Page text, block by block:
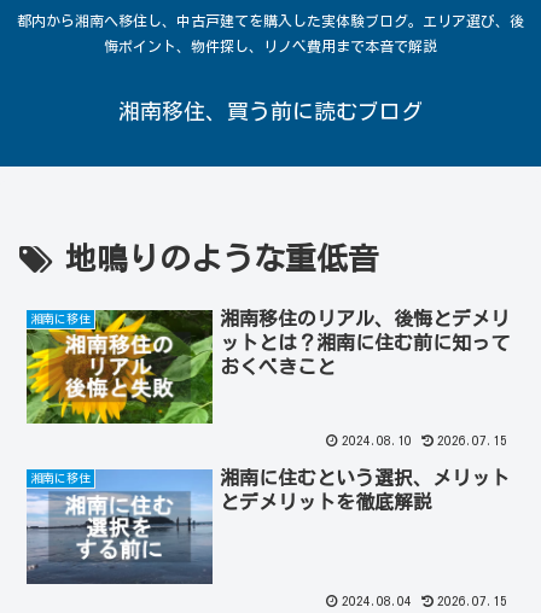
都内から湘南へ移住し、中古戸建てを購入した実体験ブログ。エリア選び、後
悔ポイント、物件探し、リノベ費用まで本音で解説
湘南移住、買う前に読むブログ
地鳴りのような重低音
湘南に移住
湘南移住のリアル、後悔とデメリ
ットとは？湘南に住む前に知って
おくべきこと
2024.08.10 2026.07.15
湘南に移住
湘南に住むという選択、メリット
とデメリットを徹底解説
2024.08.04 2026.07.15